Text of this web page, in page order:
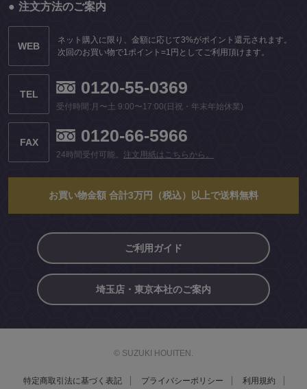
注文方法のご案内
WEB
ネット購入に限り、金額に応じて3%がポイント還元されます。
次回のお買い物で1ポイント=1円としてご利用頂けます。
TEL 0120-55-0369
受付時間:月〜土 9:00〜17:00(日祝・年末年始休業)
FAX 0120-66-5966
24時間受付可能。 注文用紙はこちらから。
お買い物金額 合計3万円（税込）以上で送料無料
ご利用ガイド
埼玉店・東京本社のご案内
© SUZUKI HOUITEN.
特定商取引法に基づく表記 プライバシーポリシー 利用規約